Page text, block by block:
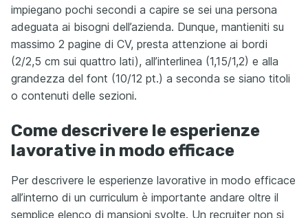
impiegano pochi secondi a capire se sei una persona
adeguata ai bisogni dell’azienda. Dunque, mantieniti su
massimo 2 pagine di CV, presta attenzione ai bordi
(2/2,5 cm sui quattro lati), all’interlinea (1,15/1,2) e alla
grandezza del font (10/12 pt.) a seconda se siano titoli
o contenuti delle sezioni.
Come descrivere le esperienze
lavorative in modo efficace
Per descrivere le esperienze lavorative in modo efficace
all’interno di un curriculum è importante andare oltre il
semplice elenco di mansioni svolte. Un recruiter non si